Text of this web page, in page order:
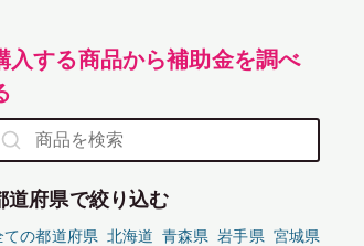
入する商品から補助金を調べ
道府県で絞り込む
ての都道府県 北海道 青森県 岩手県 宮城県